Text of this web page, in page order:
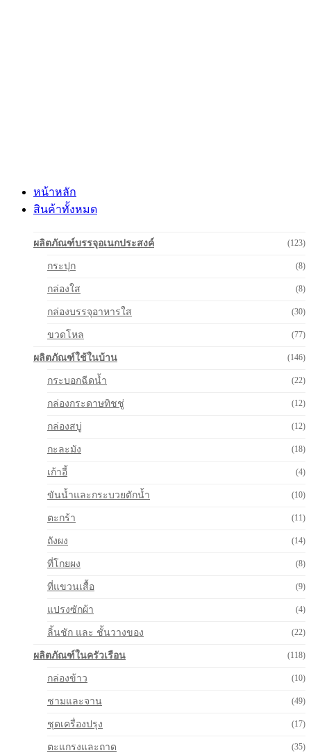
หน้าหลัก
สินค้าทั้งหมด
ผลิตภัณฑ์บรรจุอเนกประสงค์ (123)
กระปุก (8)
กล่องใส (8)
กล่องบรรจุอาหารใส (30)
ขวดโหล (77)
ผลิตภัณฑ์ใช้ในบ้าน (146)
กระบอกฉีดน้ำ (22)
กล่องกระดาษทิชชู่ (12)
กล่องสบู่ (12)
กะละมัง (18)
เก้าอี้ (4)
ขันน้ำและกระบวยตักน้ำ (10)
ตะกร้า (11)
ถังผง (14)
ที่โกยผง (8)
ที่แขวนเสื้อ (9)
แปรงซักผ้า (4)
ลิ้นชัก และ ชั้นวางของ (22)
ผลิตภัณฑ์ในครัวเรือน (118)
กล่องข้าว (10)
ชามและจาน (49)
ชุดเครื่องปรุง (17)
ตะแกรงและถาด (35)